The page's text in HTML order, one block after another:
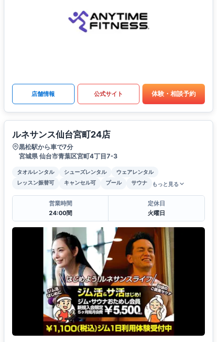
店舗情報 公式サイト 体験・相談予約
ルネサンス仙台宮町24店
黒松駅から車で7分
宮城県 仙台市青葉区宮町4丁目7-3
タオルレンタル シューズレンタル
ウェアレンタル
レッスン振替可
キャンセル可 プール サウナ もっと見る
営業時間
24:00間
定休日
火曜日